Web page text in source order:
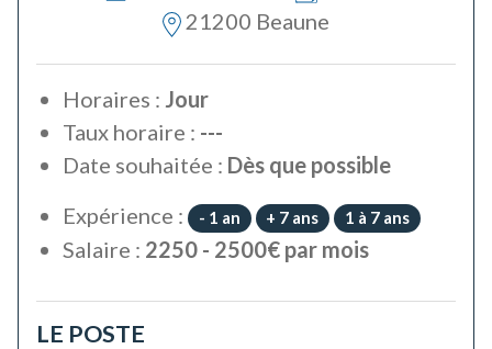
21200 Beaune
Horaires : Jour
Taux horaire : ---
Date souhaitée : Dès que possible
Expérience :
- 1 an + 7 ans 1 à 7 ans
Salaire : 2250 - 2500€ par mois
LE POSTE